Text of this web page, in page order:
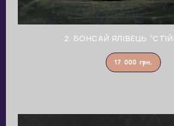
2. БОНСАЙ ЯЛІВЕЦЬ
17 000 грн.